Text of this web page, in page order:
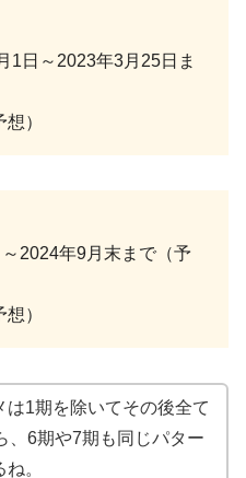
日～2023年3月25日ま
）
2024年9月末まで（予
）
は1期を除いてその後全て
、6期や7期も同じパター
。